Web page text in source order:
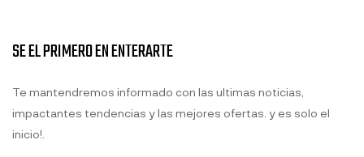
SE EL PRIMERO EN ENTERARTE
Te mantendremos informado con las ultimas noticias,
impactantes tendencias y las mejores ofertas. y es solo el
inicio!.